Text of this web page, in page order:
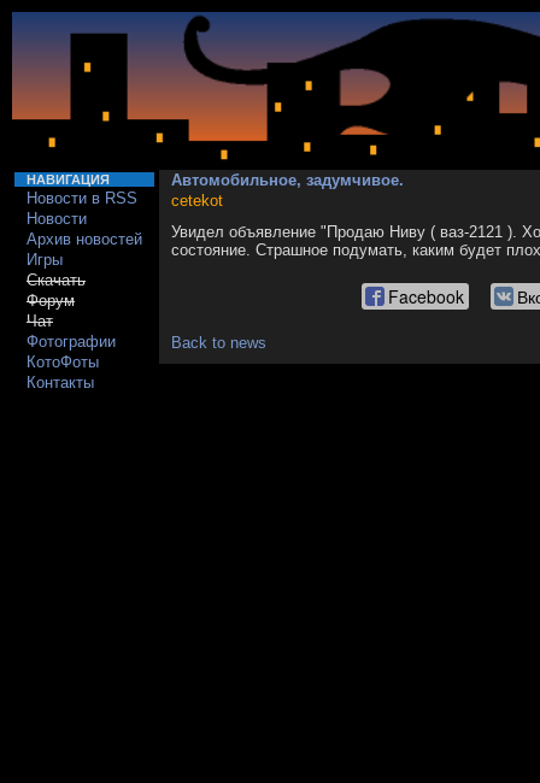
НАВИГАЦИЯ
Новости в RSS
Новости
Архив новостей
Игры
Скачать
Форум
Чат
Фотографии
КотоФоты
Контакты
Автомобильное, задумчивое.
cetekot
Увидел объявление "Продаю Ниву ( ваз-2121 ).
состояние. Страшное подумать, каким будет
Facebook
Back to news